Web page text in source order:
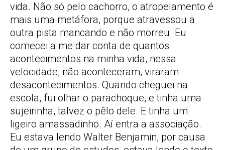
vida. Não só pelo cachorro, o atropelamento é
mais uma metáfora, porque atravessou a
outra pista mancando e não morreu. Eu
comecei a me dar conta de quantos
acontecimentos na minha vida, nessa
velocidade, não aconteceram, viraram
desacontecimentos. Quando cheguei na
escola, fui olhar o parachoque, e tinha uma
sujeirinha, talvez o pêlo dele. E tinha um
ligeiro amassadinho. Aí entra a associação.
Eu estava lendo Walter Benjamin, por causa